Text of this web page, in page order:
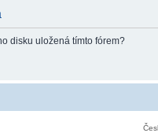
disku uložená tímto fórem?